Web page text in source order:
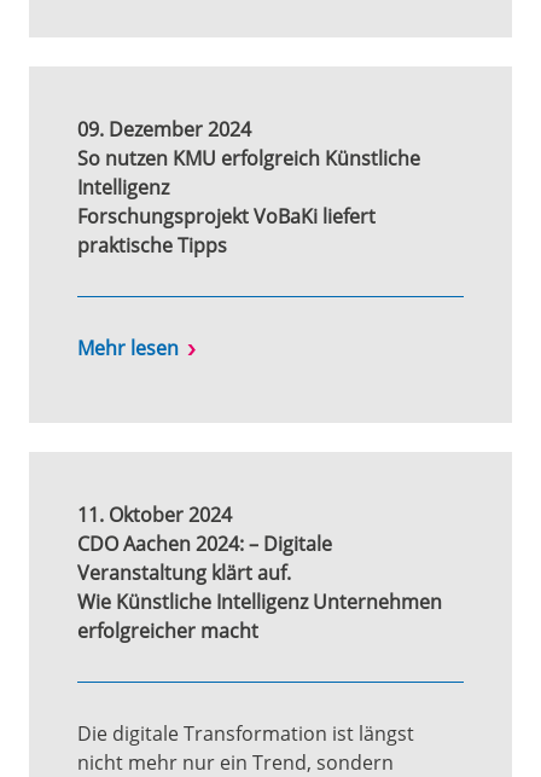
09. Dezember 2024
So nutzen KMU erfolgreich Künstliche
Intelligenz
Forschungsprojekt VoBaKi liefert
praktische Tipps
Mehr lesen
11. Oktober 2024
CDO Aachen 2024: – Digitale
Veranstaltung klärt auf.
Wie Künstliche Intelligenz Unternehmen
erfolgreicher macht
Die digitale Transformation ist längst
nicht mehr nur ein Trend, sondern